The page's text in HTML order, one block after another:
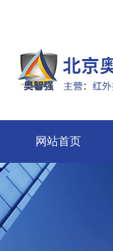
网站首页